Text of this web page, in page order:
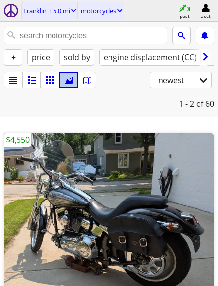
Franklin ± 5.0 mi motorcycles
post acct
+ price sold by engine displacement (CC)
newest
1 - 2 of 60
$4,550